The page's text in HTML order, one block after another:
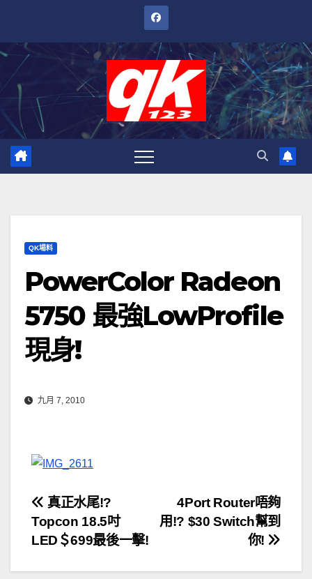
內
QK場料
PowerColor Radeon
5750 最強LowProfile
現身!
九月 7, 2010
文
章
導
4Port Router唔夠
用!? $30 Switch幫到
你!
真正水尾!?
Topcon 18.5吋
LED＄699最後一擊!